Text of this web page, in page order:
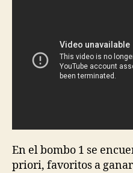
En el bombo 1 se
priori, favoritos a ganar